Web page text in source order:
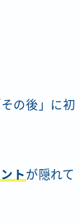
の後」に初
ト が隠れて